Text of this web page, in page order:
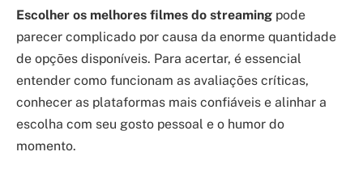
Escolher os melhores filmes do streaming pode
parecer complicado por causa da enorme quantidade
de opções disponíveis. Para acertar, é essencial
entender como funcionam as avaliações críticas,
conhecer as plataformas mais confiáveis e alinhar a
escolha com seu gosto pessoal e o humor do
momento.